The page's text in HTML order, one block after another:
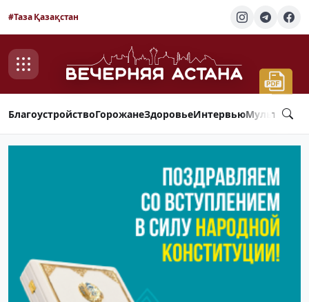
#Таза Қазақстан
БлагоустройствоГорожанеЗдоровьеИнтервью